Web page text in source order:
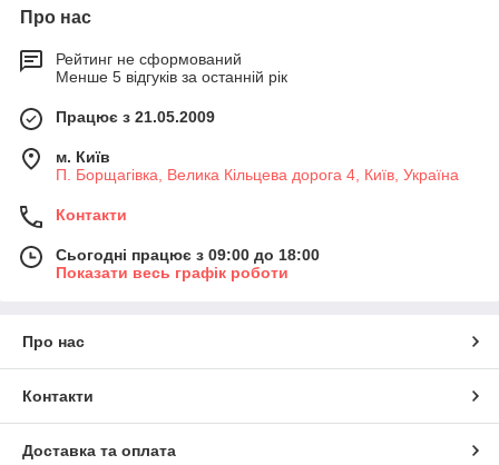
Про нас
Рейтинг не сформований
Менше 5 відгуків за останній рік
Працює з 21.05.2009
м. Київ
П. Борщагівка, Велика Кільцева дорога 4, Київ, Україна
Контакти
Сьогодні працює з 09:00 до 18:00
Показати весь графік роботи
Про нас
Контакти
Доставка та оплата